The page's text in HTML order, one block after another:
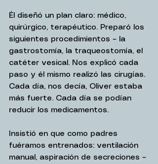
Él diseñó un plan claro: médico,
quirúrgico, terapéutico. Preparó los
siguientes procedimientos – la
gastrostomía, la traqueostomía, el
catéter vesical. Nos explicó cada
paso y él mismo realizó las cirugías.
Cada día, nos decía, Oliver estaba
más fuerte. Cada día se podían
reducir los medicamentos.
Insistió en que como padres
fuéramos entrenados: ventilación
manual, aspiración de secreciones –